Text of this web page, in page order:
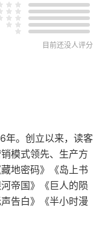
代哲学的初成
和经验主义认识
学的荡越
观
化观
哲学的含弘
目前还没人评分
年。创立以来，读客
模式领先、生产方
地密码》《岛上书
帝国》《巨人的陨
告白》《半小时漫